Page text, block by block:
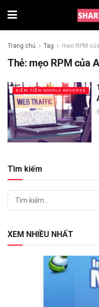
Trang chủ Tag mẹo RPM
Thẻ: mẹo RPM của
KIẾM TIỀN GOOGLE ADSENSE
Tìm kiếm
XEM NHIỀU NHẤT